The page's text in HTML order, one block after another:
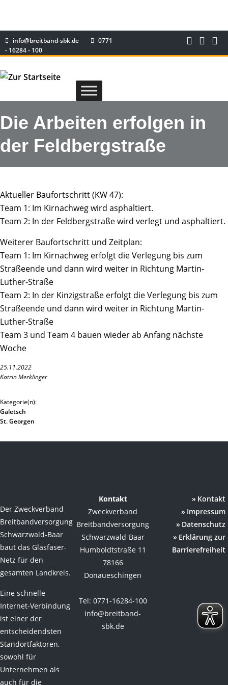
info@breitband-sbk.de
0771
- 16284 - 100
Die Arbeiten erfolgen in
der Feldbergstraße
Aktueller Baufortschritt (KW 47):
Team 1: Im Kirnachweg wird asphaltiert.
Team 2: In der Feldbergstraße wird verlegt und asphaltiert.
Weiterer Baufortschritt und Zeitplan:
Team 1: Im Kirnachweg erfolgt die Verlegung bis zum
Straßeende und dann wird weiter in Richtung Martin-
Luther-Straße
Team 2: In der Kinzigstraße erfolgt die Verlegung bis zum
Straßeende und dann wird weiter in Richtung Martin-
Luther-Straße
Team 3 und Team 4 bauen wieder ab Anfang nächste
Woche
25.11.2022
Katrin Merklinger
Kategorie(n):
Galetsch
St. Georgen
Der Zweckverband
Breitbandversorgung
Schwarzwald-Baar
baut das Glasfaser-
Netz für den
gesamten Landkreis.
Eine schnelle
Internet-Verbindung
ist einer der
entscheidendsten
Standortfaktoren,
sowohl für
Unternehmen als
auch für die
Kontakt
Zweckverband
Breitbandversorgung
Schwarzwald-Baar
Humboldtstraße 11
78166
Donaueschingen
Tel: 0771-16284-100
info@breitband-
sbk.de
Kontakt
Impressum
Datenschutz
Erklärung zur
Barrierefreiheit